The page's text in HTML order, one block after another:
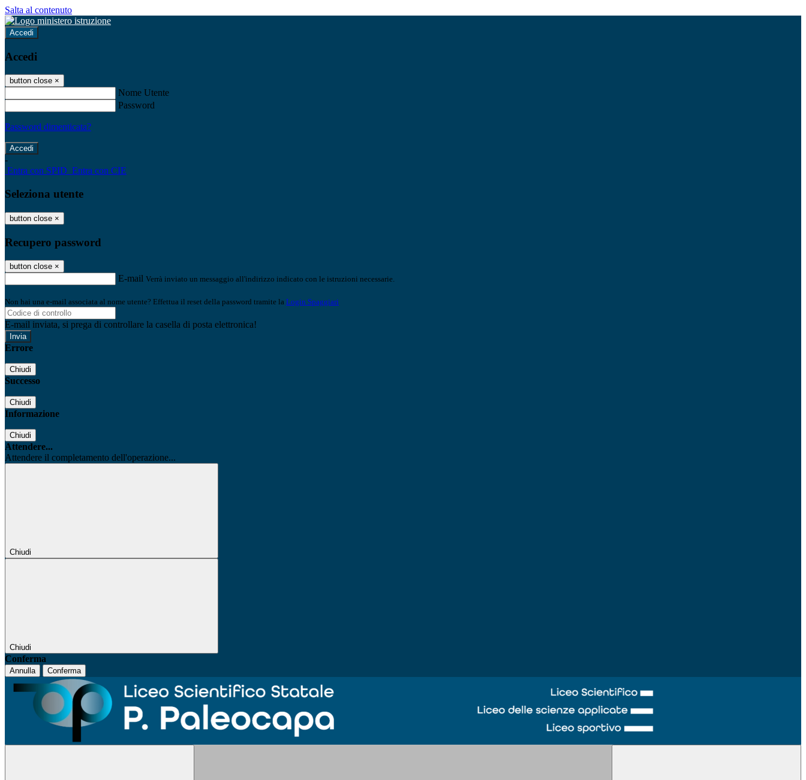
Salta al contenuto
Accedi
Accedi
button close ×
Nome Utente
Password
Password dimenticata?
-
Entra con SPID Entra con CIE
Seleziona utente
button close ×
Recupero password
button close ×
E-mail Verrà inviato un messaggio all'indirizzo indicato con le istruzioni necessarie.
Non hai una e-mail associata al nome utente? Effettua il reset della password tramite la Login Spaggiari
E-mail inviata, si prega di controllare la casella di posta elettronica!
Errore
Chiudi
Successo
Chiudi
Informazione
Chiudi
Attendere...
Attendere il completamento dell'operazione...
Chiudi
Chiudi
Conferma
Annulla Conferma